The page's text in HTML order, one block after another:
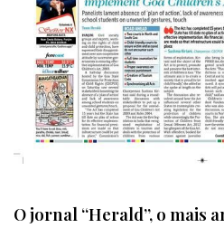
O jornal “Herald”, o mais